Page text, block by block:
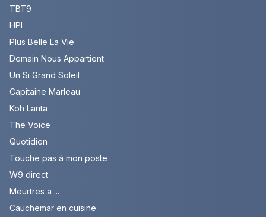
TBT9
HPI
Plus Belle La Vie
Demain Nous Appartient
Un Si Grand Soleil
Capitaine Marleau
Koh Lanta
The Voice
Quotidien
Touche pas à mon poste
W9 direct
Meurtres a ...
Cauchemar en cuisine